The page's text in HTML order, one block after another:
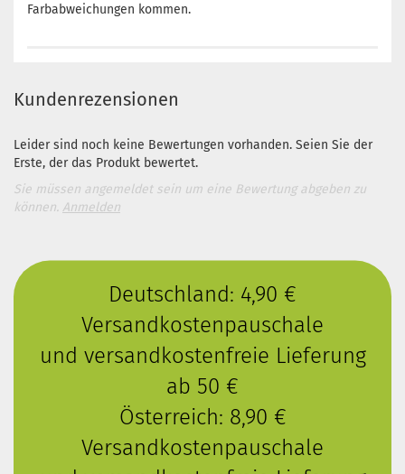
Farbabweichungen kommen.
Kundenrezensionen
Leider sind noch keine Bewertungen vorhanden. Seien Sie der
Erste, der das Produkt bewertet.
Sie müssen angemeldet sein um eine Bewertung abgeben zu
können. Anmelden
Deutschland: 4,90 €
Versandkostenpauschale
und versandkostenfreie Lieferung
ab 50 €
Österreich: 8,90 €
Versandkostenpauschale